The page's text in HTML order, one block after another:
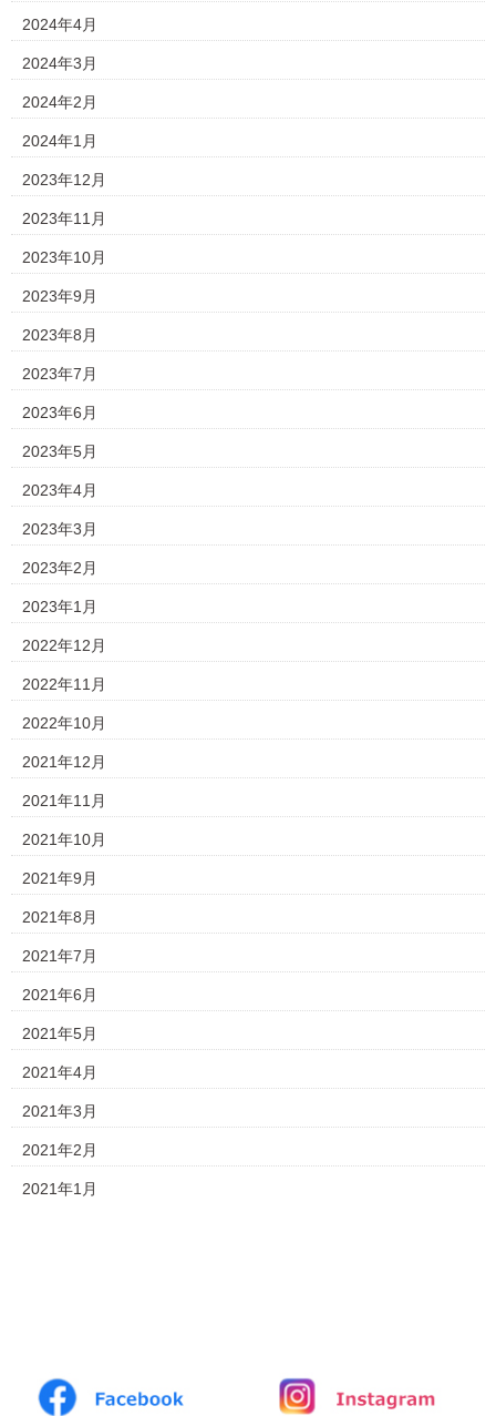
2024年4月
2024年3月
2024年2月
2024年1月
2023年12月
2023年11月
2023年10月
2023年9月
2023年8月
2023年7月
2023年6月
2023年5月
2023年4月
2023年3月
2023年2月
2023年1月
2022年12月
2022年11月
2022年10月
2021年12月
2021年11月
2021年10月
2021年9月
2021年8月
2021年7月
2021年6月
2021年5月
2021年4月
2021年3月
2021年2月
2021年1月